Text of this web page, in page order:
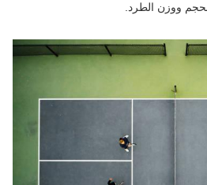
ووزن الطرد.